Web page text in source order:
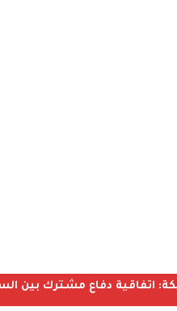
اتفاقية دفاع مشترك بين